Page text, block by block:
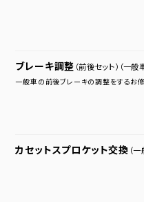
ブレーキ調整 （前後セット） （一般
一般車の前後ブレーキの調整をするお修
カセットスプロケット交換 （